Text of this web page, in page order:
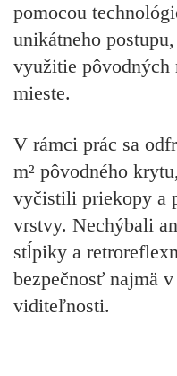
pomocou
unikátneho
využitie pôvodných
mieste.
V rámci prác sa
m² pôvodného
vyčistili priekopy a
vrstvy. Nechýbali
stĺpiky a
bezpečnosť najmä
viditeľnosti.